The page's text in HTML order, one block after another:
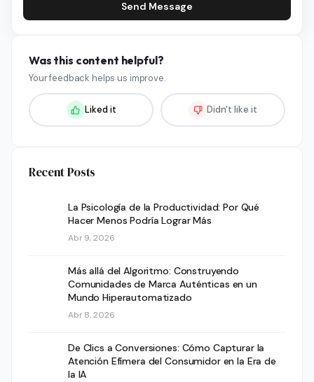
Send Message
Was this content helpful?
Your feedback helps us improve.
Liked it Didn't like it
Recent Posts
La Psicología de la Productividad: Por Qué
Hacer Menos Podría Lograr Más
Abr 9, 2026
Más allá del Algoritmo: Construyendo
Comunidades de Marca Auténticas en un
Mundo Hiperautomatizado
Abr 8, 2026
De Clics a Conversiones: Cómo Capturar la
Atención Efímera del Consumidor en la Era de
la IA